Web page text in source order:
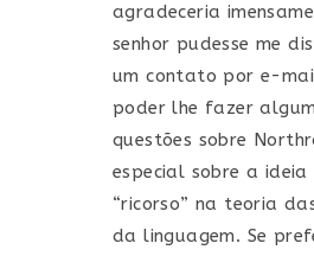
agradeceria
senhor pudesse me
um contato por e-
poder lhe fazer
questões sobre
especial sobre a ideia
“ricorso” na teoria
da linguagem. Se